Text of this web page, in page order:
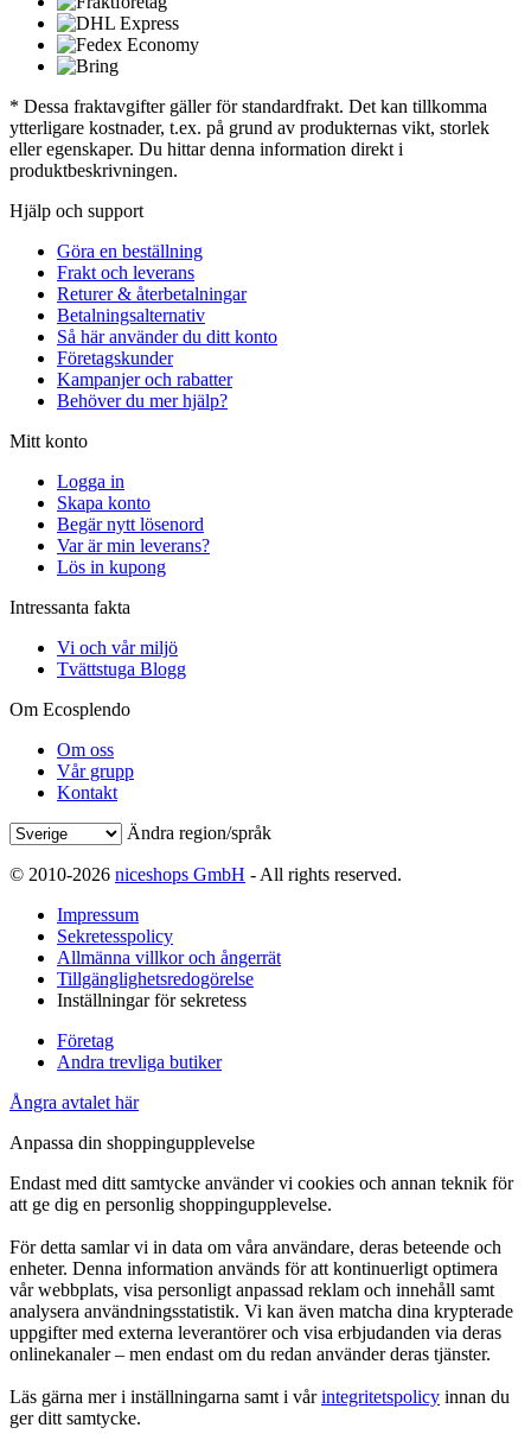
* Dessa fraktavgifter gäller för standardfrakt. Det kan tillkomma
ytterligare kostnader, t.ex. på grund av produkternas vikt, storlek
eller egenskaper. Du hittar denna information direkt i
produktbeskrivningen.
Hjälp och support
Göra en beställning
Frakt och leverans
Returer & återbetalningar
Betalningsalternativ
Så här använder du ditt konto
Företagskunder
Kampanjer och rabatter
Behöver du mer hjälp?
Mitt konto
Logga in
Skapa konto
Begär nytt lösenord
Var är min leverans?
Lös in kupong
Intressanta fakta
Vi och vår miljö
Tvättstuga Blogg
Om Ecosplendo
Om oss
Vår grupp
Kontakt
Ändra region/språk
© 2010-2026 niceshops GmbH - All rights reserved.
Impressum
Sekretesspolicy
Allmänna villkor och ångerrät
Tillgänglighetsredogörelse
Inställningar för sekretess
Företag
Andra trevliga butiker
Ångra avtalet här
Anpassa din shoppingupplevelse
Endast med ditt samtycke använder vi cookies och annan teknik för
att ge dig en personlig shoppingupplevelse.
För detta samlar vi in data om våra användare, deras beteende och
enheter. Denna information används för att kontinuerligt optimera
vår webbplats, visa personligt anpassad reklam och innehåll samt
analysera användningsstatistik. Vi kan även matcha dina krypterade
uppgifter med externa leverantörer och visa erbjudanden via deras
onlinekanaler – men endast om du redan använder deras tjänster.
Läs gärna mer i inställningarna samt i vårintegritetspolicy innan du
ger ditt samtycke.